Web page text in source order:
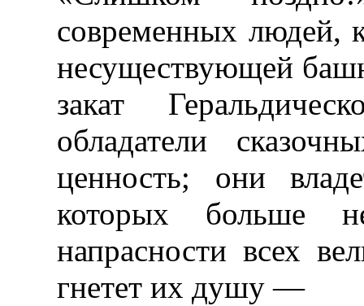
современных людей,
несуществующей
закат
обладатели
ценность; они
которых больше
напрасности всех
гнетет их душу —